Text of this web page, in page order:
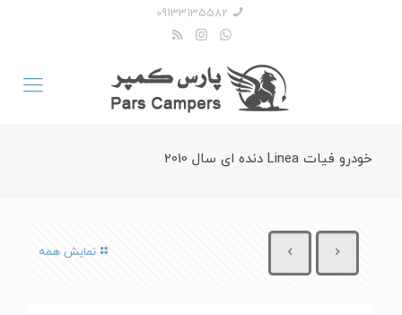
09133135582
خودرو فیات Linea دنده ای سال 2010
نمایش همه